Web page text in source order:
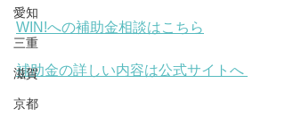
愛知
三重
滋賀
京都
WIN!への補助金相談はこちら
補助金の詳しい内容は公式サイトへ